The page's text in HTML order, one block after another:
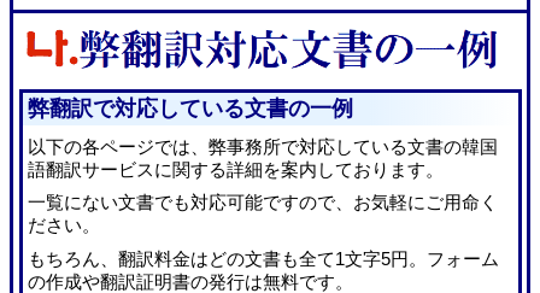
弊翻訳で対応している文書の一例
以下の各ページでは、弊事務所で対応している文書の韓国
語翻訳サービスに関する詳細を案内しております。
一覧にない文書でも対応可能ですので、お気軽にご用命く
ださい。
もちろん、翻訳料金はどの文書も全て1文字5円。フォーム
の作成や翻訳証明書の発行は無料です。